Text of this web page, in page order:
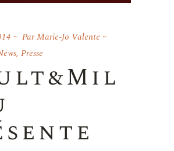
ParMarie-Jo Valente
, Presse